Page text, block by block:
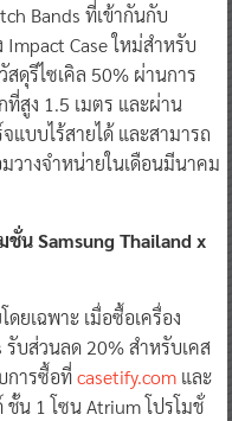
Bands ที่เข้ากันกับ
Case ใหม่สำหรับ
ดุรีไซเคิล 50% ผ่านการ
สูง 1.5 เมตร และผ่าน
แบบไร้สายได้ และสามารถ
วางจำหน่ายในเดือนมีนาคม
ชั่น Samsung Thailand x
ยเฉพาะ เมื่อซื้อเครื่อง
รับส่วนลด 20% สำหรับเคส
การซื้อที่casetify.comและ
ชั้น 1 โซน Atrium โปรโมชั่